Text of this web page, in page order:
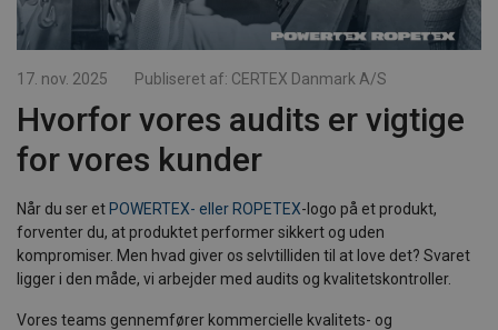
17. nov. 2025 Publiseret af: CERTEX Danmark A/S
Hvorfor vores audits er vigtige
for vores kunder
Når du ser et POWERTEX- eller ROPETEX-logo på et produkt,
forventer du, at produktet performer sikkert og uden
kompromiser. Men hvad giver os selvtilliden til at love det? Svaret
ligger i den måde, vi arbejder med audits og kvalitetskontroller.
Vores teams gennemfører kommercielle kvalitets- og